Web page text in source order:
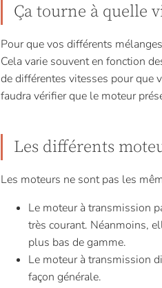
Ça tourne à quelle
Pour que vos différents
Cela varie souvent en fonction
de différentes vitesses pour que
faudra vérifier que le moteur
Les différents
Les moteurs ne sont pas les
Le moteur à transmission
très courant. Néanmoins,
plus bas de gamme.
Le moteur à transmission
façon générale.